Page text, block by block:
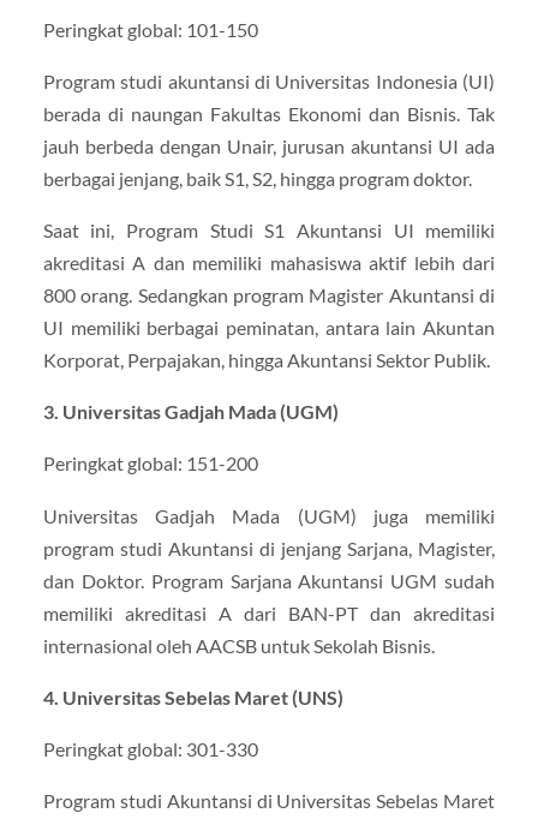
Peringkat global: 101-150
Program studi akuntansi di Universitas Indonesia (UI)
berada di naungan Fakultas Ekonomi dan Bisnis. Tak
jauh berbeda dengan Unair, jurusan akuntansi UI ada
berbagai jenjang, baik S1, S2, hingga program doktor.
Saat ini, Program Studi S1 Akuntansi UI memiliki
akreditasi A dan memiliki mahasiswa aktif lebih dari
800 orang. Sedangkan program Magister Akuntansi di
UI memiliki berbagai peminatan, antara lain Akuntan
Korporat, Perpajakan, hingga Akuntansi Sektor Publik.
3. Universitas Gadjah Mada (UGM)
Peringkat global: 151-200
Universitas Gadjah Mada (UGM) juga memiliki
program studi Akuntansi di jenjang Sarjana, Magister,
dan Doktor. Program Sarjana Akuntansi UGM sudah
memiliki akreditasi A dari BAN-PT dan akreditasi
internasional oleh AACSB untuk Sekolah Bisnis.
4. Universitas Sebelas Maret (UNS)
Peringkat global: 301-330
Program studi Akuntansi di Universitas Sebelas Maret